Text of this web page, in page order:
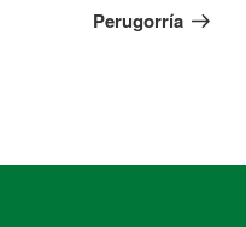
Perugorría